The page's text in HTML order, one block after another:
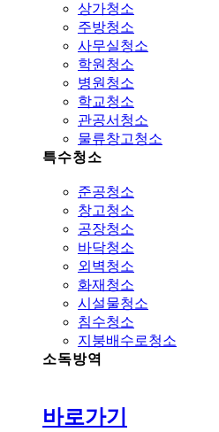
상가청소
주방청소
사무실청소
학원청소
병원청소
학교청소
관공서청소
물류창고청소
특수청소
준공청소
창고청소
공장청소
바닥청소
외벽청소
화재청소
시설물청소
침수청소
지붕배수로청소
소독방역
바로가기